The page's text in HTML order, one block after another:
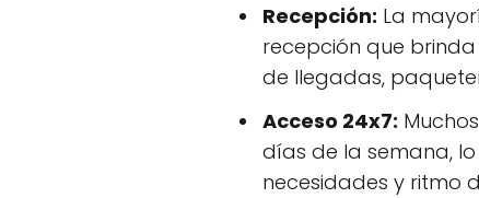
Recepción: La
recepción que
de llegadas,
Acceso 24x7:
días de la semana,
necesidades y ritmo